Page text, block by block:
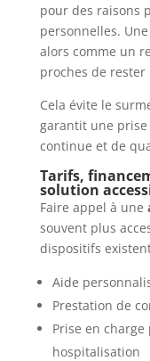
pour des raisons
personnelles. Une
alors comme un
proches de rester
Cela évite le
garantit une
continue et de
Tarifs,
solution
Faire appel à une
souvent plus
dispositifs
Aide
Prestation de
Prise en
hospitalisation